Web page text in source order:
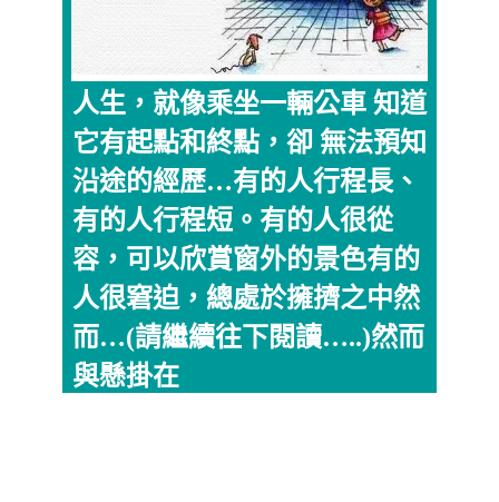
人生，就像乘坐一輛公車 知道
它有起點和終點，卻 無法預知
沿途的經歷…有的人行程長、
有的人行程短。有的人很從
容，可以欣賞窗外的景色有的
人很窘迫，總處於擁擠之中然
而…(請繼續往下閱讀…..)然而
與懸掛在